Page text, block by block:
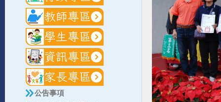
公告事項